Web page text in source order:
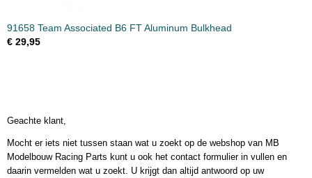
91658 Team Associated B6 FT Aluminum Bulkhead
€ 29,95
Geachte klant,
Mocht er iets niet tussen staan wat u zoekt op de webshop van MB
Modelbouw Racing Parts kunt u ook het contact formulier in vullen en
daarin vermelden wat u zoekt. U krijgt dan altijd antwoord op uw